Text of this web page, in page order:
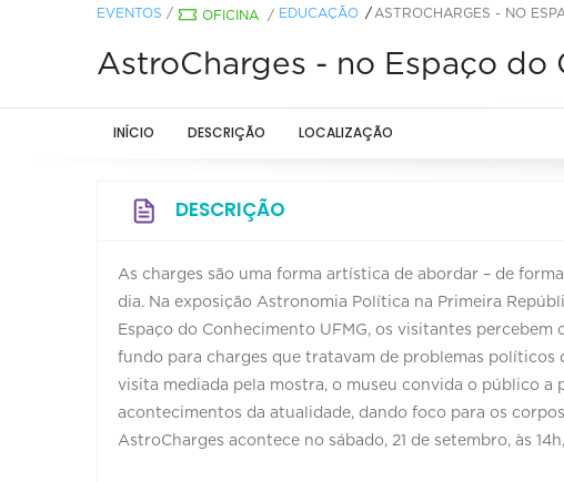
EVENTOS / OFICINA / EDUCAÇÃO ASTROCHARGES - NO
AstroCharges - no Espaço do
INÍCIO DESCRIÇÃO LOCALIZAÇÃO
DESCRIÇÃO
As charges são uma forma artística de abordar – de
dia. Na exposição Astronomia Política na Primeira
Espaço do Conhecimento UFMG, os visitantes
fundo para charges que tratavam de problemas
visita mediada pela mostra, o museu convida o público a
acontecimentos da atualidade, dando foco para os
AstroCharges acontece no sábado, 21 de setembro, às